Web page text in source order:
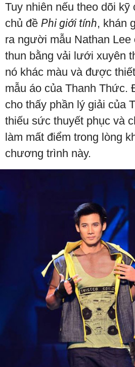
Tuy nhiên nếu theo dõi
chủ đề Phi giới tính, khán
ra người mẫu Nathan Lee
thun bằng vải lưới xuyên
nó khác màu và được
mẫu áo của Thanh Thức.
cho thấy phần lý giải của
thiếu sức thuyết phục và
làm mất điểm trong lòng
chương trình này.